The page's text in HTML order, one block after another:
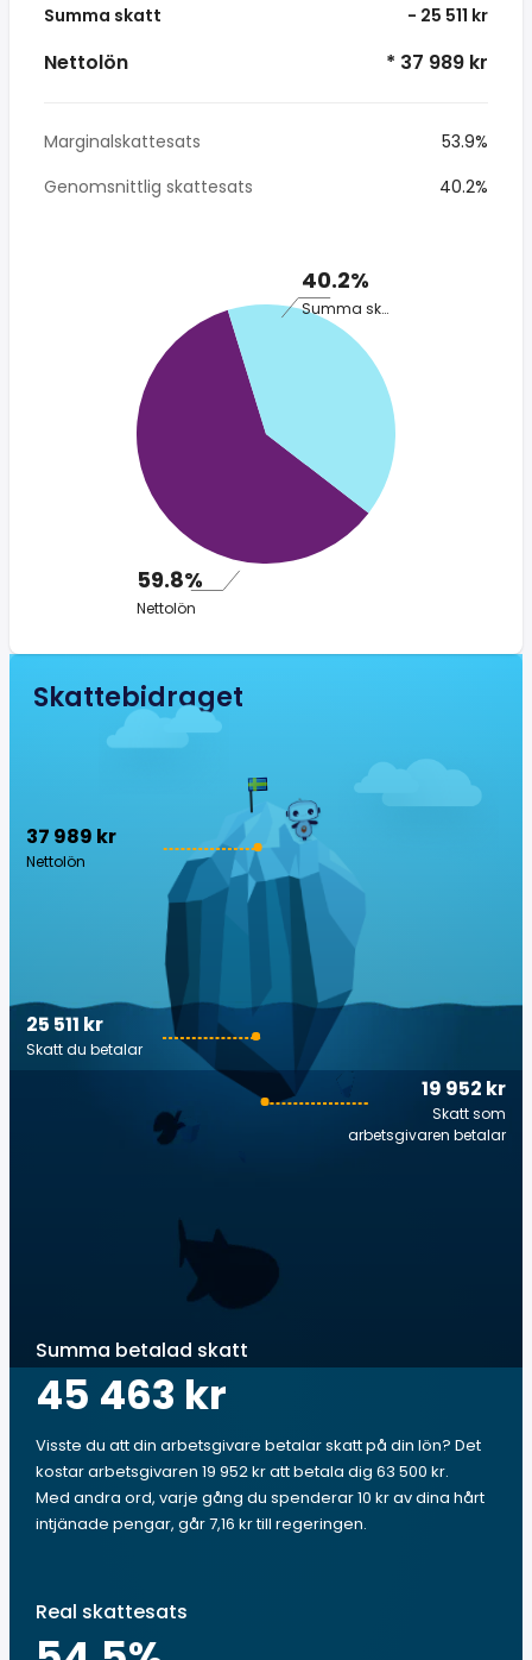
Summa skatt - 25 511 kr
Nettolön * 37 989 kr
Marginalskattesats
53.9%
Genomsnittlig skattesats
40.2%
40.2%
Summa skatt
59.8%
Nettolön
Skattebidraget
37 989 kr
Nettolön
19 952 kr
Skatt som
arbetsgivaren betalar
25 511 kr
Skatt du betalar
Summa betalad skatt
45 463 kr
Visste du att din arbetsgivare betalar skatt på din lön? Det
kostar arbetsgivaren 19 952 kr att betala dig 63 500 kr.
Med andra ord, varje gång du spenderar 10 kr av dina hårt
intjänade pengar, går 7,16 kr till regeringen.
Real skattesats